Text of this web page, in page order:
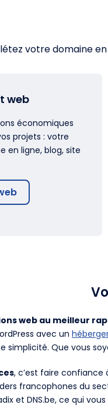
votre domaine
web
économiques
projets : votre
en ligne, blog, site
web au meilleur
avec un
simplicité. Que vous
, c’est faire confiance
francophones du
et DNS.be, ce qui